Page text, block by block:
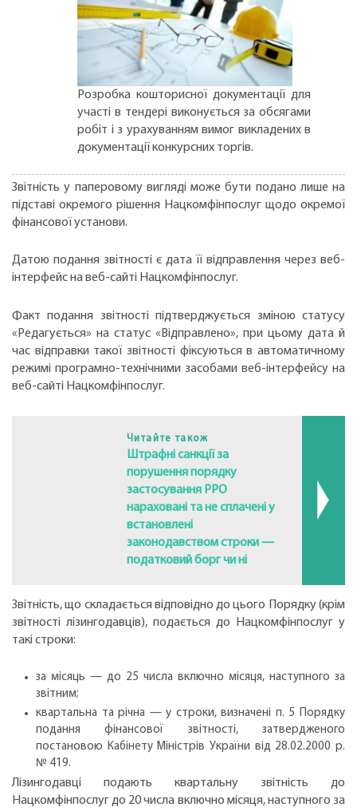
Розробка кошторисної документації для
участі в тендері виконується за обсягами
робіт і з урахуванням вимог викладених в
документації конкурсних торгів.
Звітність у паперовому вигляді може бути подано лише на
підставі окремого рішення Нацкомфінпослуг щодо окремої
фінансової установи.
Датою подання звітності є дата її відправлення через веб-
інтерфейс на веб-сайті Нацкомфінпослуг.
Факт подання звітності підтверджується зміною статусу
«Редагується» на статус «Відправлено», при цьому дата й
час відправки такої звітності фіксуються в автоматичному
режимі програмно-технічними засобами веб-інтерфейсу на
веб-сайті Нацкомфінпослуг.
Читайте також
Штрафні санкції за
порушення порядку
застосування РРО
нараховані та не сплачені у
встановлені
законодавством строки —
податковий борг чи ні
Звітність, що складається відповідно до цього Порядку (крім
звітності лізингодавців), подається до Нацкомфінпослуг у
такі строки:
за місяць — до 25 числа включно місяця, наступного за
звітним;
квартальна та річна — у строки, визначені п. 5 Порядку
подання фінансової звітності, затвердженого
постановою Кабінету Міністрів України від 28.02.2000 р.
№ 419.
Лізингодавці подають квартальну звітність до
Нацкомфінпослуг до 20 числа включно місяця, наступного за